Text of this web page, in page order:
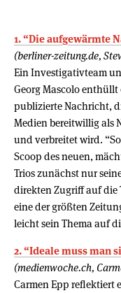
1. “Die aufgewärmte
(berliner-zeitung.de,
Ein Investigativteam
Georg Mascolo enthüllt
publizierte Nachricht,
Medien bereitwillig als
und verbreitet wird.
Scoop des neuen,
Trios zunächst nur
direkten Zugriff auf die
eine der größten
leicht sein Thema auf
2. “Ideale muss man
(medienwoche.ch,
Carmen Epp reflektiert